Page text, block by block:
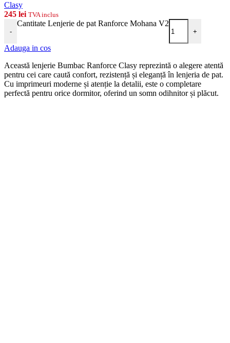
Clasy
245 lei TVA inclus
-
Cantitate Lenjerie de pat Ranforce Mohana V2
+
Adauga in cos
Această lenjerie Bumbac Ranforce Clasy reprezintă o alegere atentă
pentru cei care caută confort, rezistență și eleganță în lenjeria de pat.
Cu imprimeuri moderne și atenție la detalii, este o completare
perfectă pentru orice dormitor, oferind un somn odihnitor și plăcut.